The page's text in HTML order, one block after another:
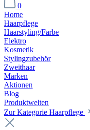
0
Home
Haarpflege
Haarstyling/Farbe
Elektro
Kosmetik
Stylingzubehör
Zweithaar
Marken
Aktionen
Blog
Produktwelten
Zur Kategorie Haarpflege